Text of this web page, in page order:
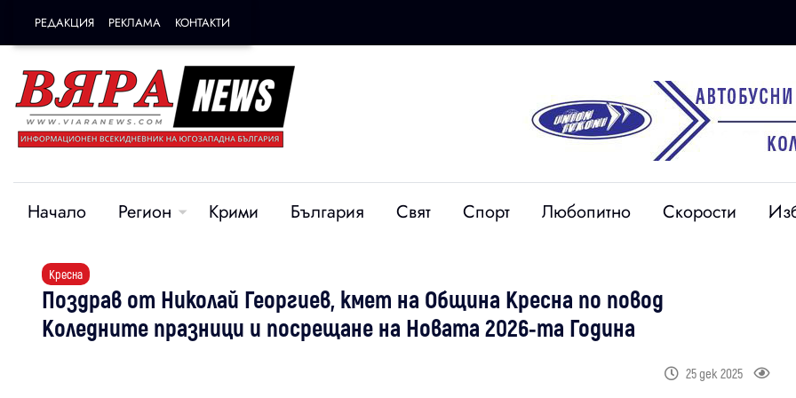
РЕДАКЦИЯ РЕКЛАМА КОНТАКТИ
Начало Регион Крими България Свят Спорт Любопитно Скорости
Кресна
Поздрав от Николай Георгиев, кмет на Община Кресна по повод
Коледните празници и посрещане на Новата 2026-та Година
25 дек 2025